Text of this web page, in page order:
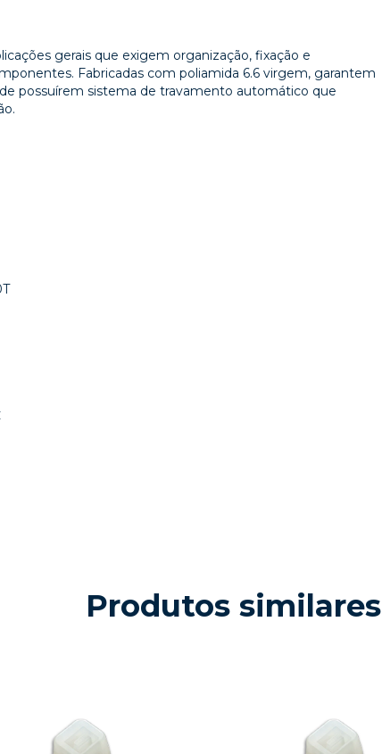
gerais que exigem organização, fixação e
Fabricadas com poliamida 6.6 virgem, garantem
possuírem sistema de travamento automático que
Produtos similares